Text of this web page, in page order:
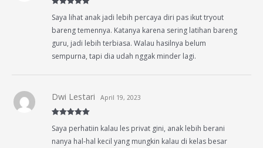
of 5
Saya lihat anak jadi lebih percaya diri pas ikut tryout
bareng temennya. Katanya karena sering latihan bareng
guru, jadi lebih terbiasa. Walau hasilnya belum
sempurna, tapi dia udah nggak minder lagi.
of 5
Dwi Lestari April 19, 2023
Saya perhatiin kalau les privat gini, anak lebih berani
nanya hal-hal kecil yang mungkin kalau di kelas besar